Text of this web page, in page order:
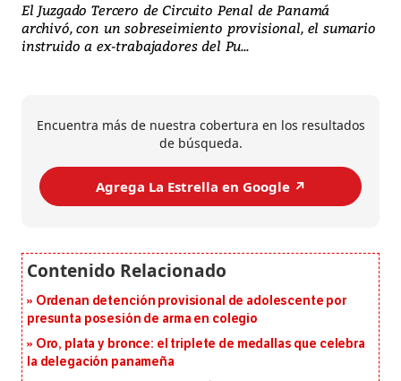
El Juzgado Tercero de Circuito Penal de Panamá
archivó, con un sobreseimiento provisional, el sumario
instruido a ex-trabajadores del Pu...
Encuentra más de nuestra cobertura en los resultados
de búsqueda.
Agrega La Estrella en Google ↗️
Ordenan detención provisional de adolescente por
presunta posesión de arma en colegio
Oro, plata y bronce: el triplete de medallas que celebra
la delegación panameña